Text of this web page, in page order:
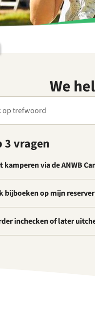
We
3 vragen
kamperen via de ANWB
bijboeken op mijn
inchecken of later